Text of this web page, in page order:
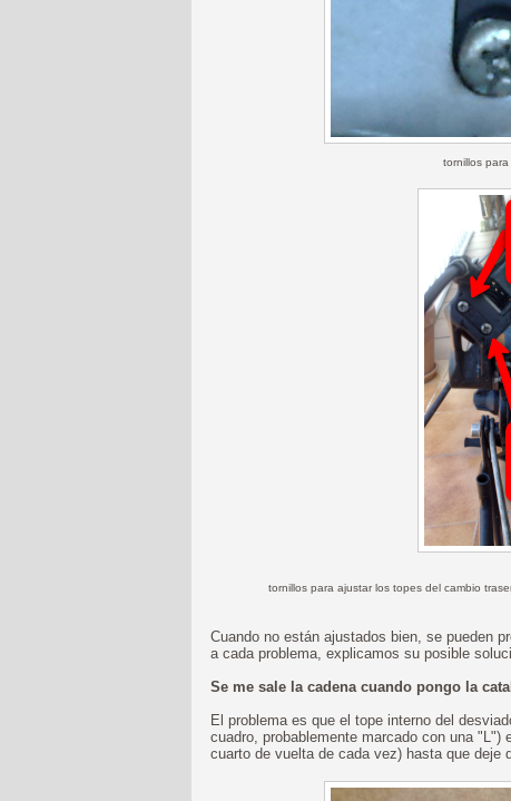
tornillos
tornillos para ajustar los topes del cambio
Cuando no están ajustados bien, se pueden
a cada problema, explicamos su posible
Se me sale la cadena cuando pongo la
El problema es que el tope interno del
cuadro, probablemente marcado con una
cuarto de vuelta de cada vez) hasta que deje